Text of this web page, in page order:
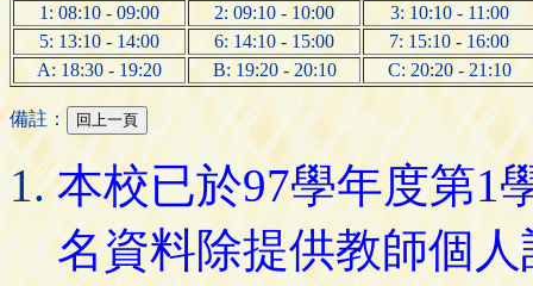
1: 08:10 - 09:00 2: 09:10 - 10:00
3: 10:10 - 11:00
5: 13:10 - 14:00
6: 14:10 - 15:00
7: 15:10 - 16:00
A: 18:30 - 19:20
B: 19:20 - 20:10 C: 20:20 - 21:10
備註：
本校已於97學年度第1
名資料除提供教師個